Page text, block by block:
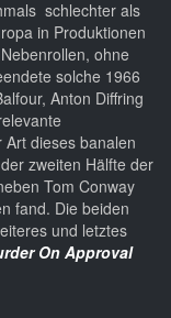
schlechter als
in Produktionen
ohne
solche 1966
Anton Diffring
dieses banalen
zweiten Hälfte der
Tom Conway
fand. Die beiden
und letztes
On Approval